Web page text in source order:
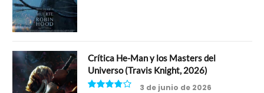
Crítica He-Man y los Masters del
Universo (Travis Knight, 2026)
3 de junio de 2026